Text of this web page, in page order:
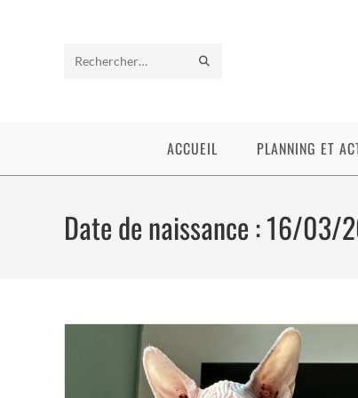
Rechercher
ACCUEIL PLANNING ET
Date de naissance : 16/03/